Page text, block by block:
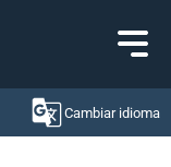
Cambiar idioma